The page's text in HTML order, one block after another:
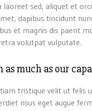
sed, aliquet et
dapibus tincidunt
et magnis dis paent
volutpat vulputate.
as much as our
tristique velit ut
risus eget augue